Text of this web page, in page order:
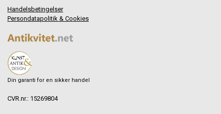
Handelsbetingelser
Persondatapolitik & Cookies
Din garanti for en sikker handel
CVR.nr.: 15269804